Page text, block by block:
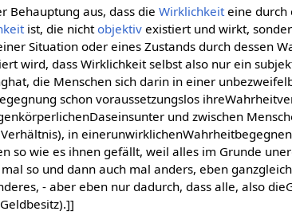
Behauptung aus, dass dieWirklichkeiteine
ist, die nichtobjektiv existiert und wirkt,
Situation oder eines Zustands durch dessen
wird, dass Wirklichkeit selbst also nur ein
die Menschen sich darin in einer
schon voraussetzungslos
und zwischen
in
so wie es ihnen gefällt, weil alles im Grunde
so und dann auch mal anders, eben
- aber eben nur dadurch, dass alle, also